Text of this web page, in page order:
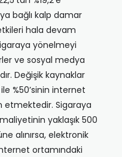
bağlı kalp damar
etkileri hala devam
yönelmeyi
ve sosyal medya
Değişik kaynaklar
%50’sinin internet
etmektedir. Sigaraya
yaklaşık 500
alınırsa, elektronik
ortamındaki